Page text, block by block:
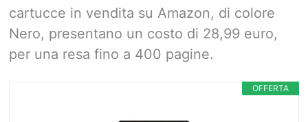
cartucce in vendita su Amazon, di colore
Nero, presentano un costo di 28,99 euro,
per una resa fino a 400 pagine.
OFFERTA